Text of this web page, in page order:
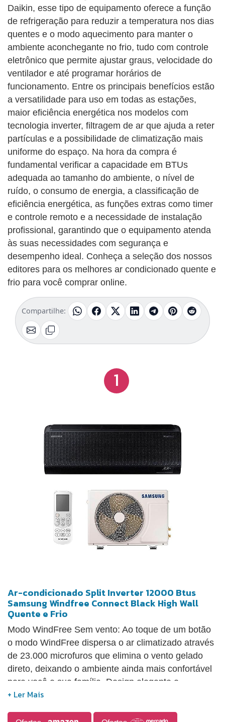
Daikin, esse tipo de equipamento oferece a função
de refrigeração para reduzir a temperatura nos dias
quentes e o modo aquecimento para manter o
ambiente aconchegante no frio, tudo com controle
eletrônico que permite ajustar graus, velocidade do
ventilador e até programar horários de
funcionamento. Entre os principais benefícios estão
a versatilidade para uso em todas as estações,
maior eficiência energética nos modelos com
tecnologia inverter, filtragem de ar que ajuda a reter
partículas e a possibilidade de climatização mais
uniforme do espaço. Na hora da compra é
fundamental verificar a capacidade em BTUs
adequada ao tamanho do ambiente, o nível de
ruído, o consumo de energia, a classificação de
eficiência energética, as funções extras como timer
e controle remoto e a necessidade de instalação
profissional, garantindo que o equipamento atenda
às suas necessidades com segurança e
desempenho ideal. Conheça a seleção dos nossos
editores para os melhores ar condicionado quente e
frio para você comprar online.
Compartilhe:
1
Ar-condicionado Split Inverter 12000 Btus
Samsung Windfree Connect Black High Wall
Quente e Frio
Modo WindFree Sem vento: Ao toque de um botão
o modo WindFree dispersa o ar climatizado através
de 23.000 microfuros que elimina o vento gelado
direto, deixando o ambiente ainda mais confortável
para você e sua família. Design elegante e
moderno: Dê à sua casa um verdadeiro toque toque